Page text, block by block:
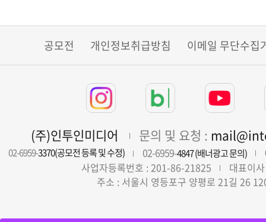
공모전 개인정보취급방침 이메일 무단수집
(주)인투인미디어 문의 및 요청 :
02-6959-3370(공모전 등록 및 수정) 02-6959-4847 (배너광고 문의)
사업자등록번호 : 201-86-21825
대표이
주소 : 서울시 영등포구 양평로 21길 26